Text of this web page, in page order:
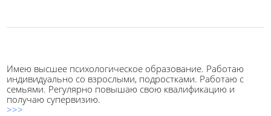
Имею высшее психологическое образование. Работаю
индивидуально со взрослыми, подростками. Работаю с
семьями. Регулярно повышаю свою квалификацию и
получаю супервизию.
>>>